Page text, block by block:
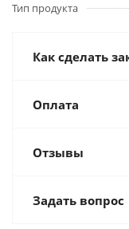
Тип продукта
Как сделать
Оплата
Отзывы
Задать вопрос